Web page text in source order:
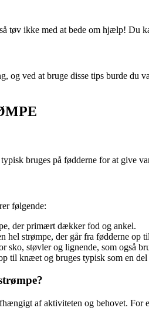
tøv ikke med at bede om hjælp! Du
og ved at bruge disse tips burde du
bruges på fødderne for at give
følgende:
der primært dækker fod og ankel.
hel strømpe, der går fra fødderne op
sko, støvler og lignende, som også
til knæet og bruges typisk som en
af aktiviteten og behovet. For